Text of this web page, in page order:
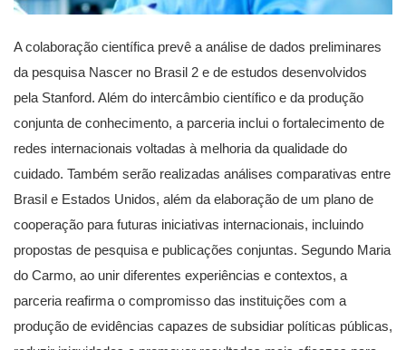
A colaboração científica prevê a análise de dados preliminares
da pesquisa Nascer no Brasil 2 e de estudos desenvolvidos
pela Stanford. Além do intercâmbio científico e da produção
conjunta de conhecimento, a parceria inclui o fortalecimento de
redes internacionais voltadas à melhoria da qualidade do
cuidado. Também serão realizadas análises comparativas entre
Brasil e Estados Unidos, além da elaboração de um plano de
cooperação para futuras iniciativas internacionais, incluindo
propostas de pesquisa e publicações conjuntas. Segundo Maria
do Carmo, ao unir diferentes experiências e contextos, a
parceria reafirma o compromisso das instituições com a
produção de evidências capazes de subsidiar políticas públicas,